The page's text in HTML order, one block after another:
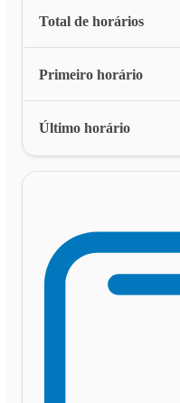
Total de horários
Primeiro horário
Último horário